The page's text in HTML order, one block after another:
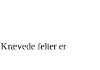
Krævede felter er